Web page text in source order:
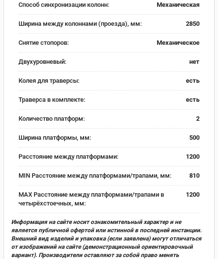
Способ синхронизации колонн: Механическая
Ширина между колоннами (проезда), мм: 2850
Снятие стопоров: Механическое
Двухуровневый: нет
Колея для траверсы: есть
Траверса в комплекте: есть
Количество платформ: 2
Ширина платформы, мм: 500
Расстояние между платформами: 1200
MIN Расстояние между платформами/трапами, мм: 810
MAX Расстояние между платформами/трапами в
четырёхстоечных, мм:
1200
Информация на сайте носит ознакомительный характер и не
является публичной офертой или истинной в последней инстанции.
Внешний вид изделий и упаковка (если заявлена) могут отличаться
от изображений на сайте (демонстрационный ориентировочный
вариант). Производители оставляют за собой право менять